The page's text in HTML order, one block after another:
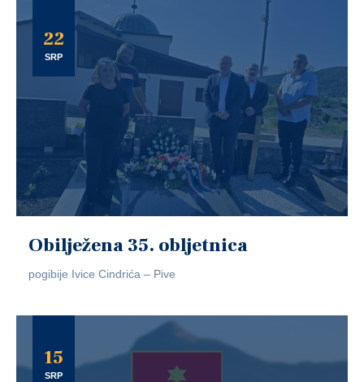
22
SRP
Obilježena 35. obljetnica
pogibije Ivice Cindrića – Pive
15
SRP